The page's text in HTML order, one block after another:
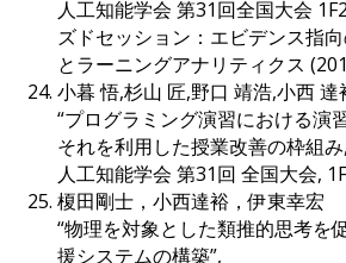
人工知能学会 第31回全国大会
ズドセッション：エビデンス指
とラーニングアナリティクス
小暮 悟,杉山 匠,野口 靖浩,小西 達
“プログラミング演習における演
それを利用した授業改善の枠組み
人工知能学会 第31回 全国大会,
榎田剛士，小西達裕，伊東幸宏
“物理を対象とした類推的思考を
援システムの構築”,